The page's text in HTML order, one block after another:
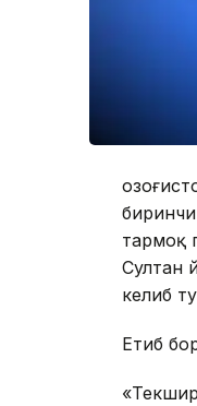
тармоқ
Султан
келиб
Етиб